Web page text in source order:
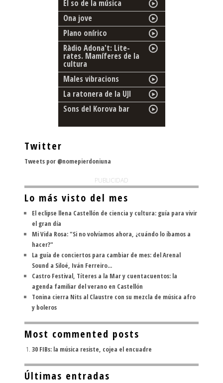
El so de la música
Ona jove
Plano onírico
Ràdio Adona't: Lite-
rates. Mamíferes de la
cultura
Males vibracions
La ratonera de la UJI
Sons del Korova bar
Twitter
Tweets por @nomepierdoniuna
PUBLICIDAD
Lo más visto del mes
El eclipse llena Castellón de ciencia y cultura: guía para vivir
el gran día
Mi Vida Rosa: "Si no volvíamos ahora, ¿cuándo lo íbamos a
hacer?"
La guía de conciertos para cambiar de mes: del Arenal
Sound a Siloé, Iván Ferreiro...
Castro Festival, Títeres a la Mar y cuentacuentos: la
agenda familiar del verano en Castellón
Tonina cierra Nits al Claustre con su mezcla de música afro
y boleros
Most commented posts
30 FIBs: la música resiste, cojea el encuadre
Últimas entradas